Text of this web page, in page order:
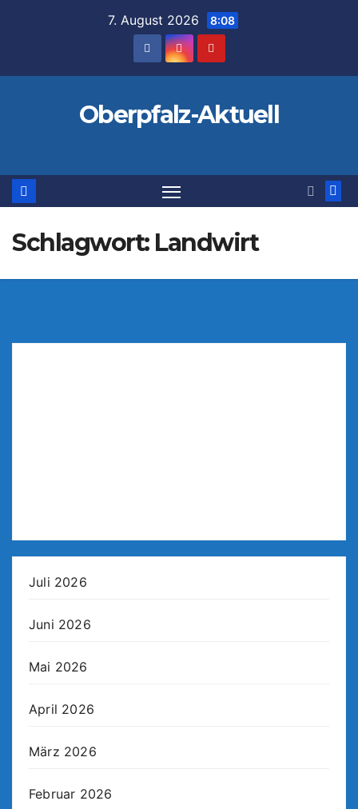
7. August 2026 8:08
Oberpfalz-Aktuell
Schlagwort: Landwirt
Juli 2026
Juni 2026
Mai 2026
April 2026
März 2026
Februar 2026